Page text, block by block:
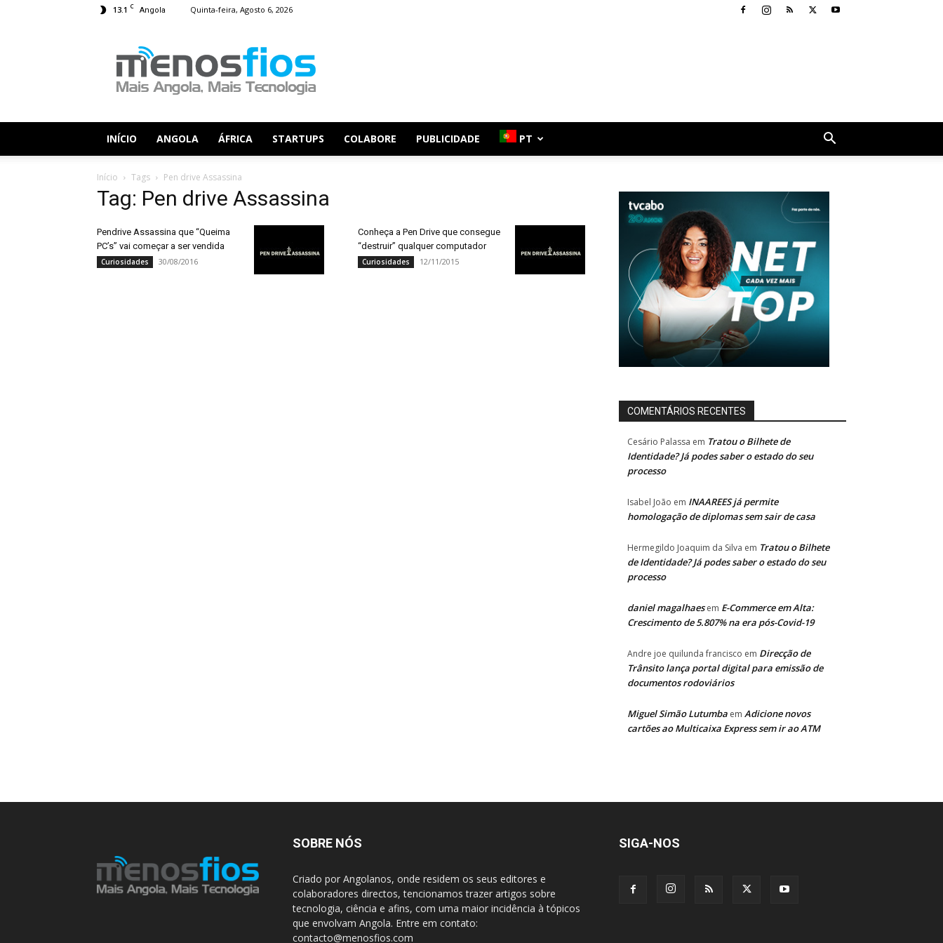
13.1 C Angola Quinta-feira, Agosto 6, 2026
Fios
INÍCIO ANGOLA ÁFRICA STARTUPS COLABORE PUBLICIDADE PT
Início Tags Pen drive Assassina
Tag: Pen drive Assassina
Pendrive Assassina que “Queima
PC’s” vai começar a ser vendida
Curiosidades 30/08/2016
Conheça a Pen Drive que consegue
“destruir” qualquer computador
Curiosidades 12/11/2015
COMENTÁRIOS RECENTES
Cesário Palassa em Tratou o Bilhete de
Identidade? Já podes saber o estado do seu
processo
Isabel João em INAAREES já permite
homologação de diplomas sem sair de casa
Hermegildo Joaquim da Silva em Tratou o Bilhete
de Identidade? Já podes saber o estado do seu
processo
daniel magalhaesem E-Commerce em Alta:
Crescimento de 5.807% na era pós-Covid-19
Andre joe quilunda francisco em Direcção de
Trânsito lança portal digital para emissão de
documentos rodoviários
Miguel Simão Lutumba em Adicione novos
cartões ao Multicaixa Express sem ir ao ATM
SOBRE NÓS
Criado por Angolanos, onde residem os seus editores e
colaboradores directos, tencionamos trazer artigos sobre
tecnologia, ciência e afins, com uma maior incidência à tópicos
que envolvam Angola. Entre em contato:
contacto@menosfios.com
SIGA-NOS